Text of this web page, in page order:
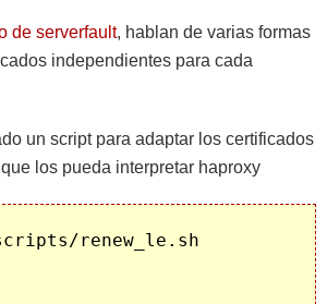
de serverfault, hablan de varias formas
independientes para cada
un script para adaptar los certificados
los pueda interpretar haproxy
renew_le.sh